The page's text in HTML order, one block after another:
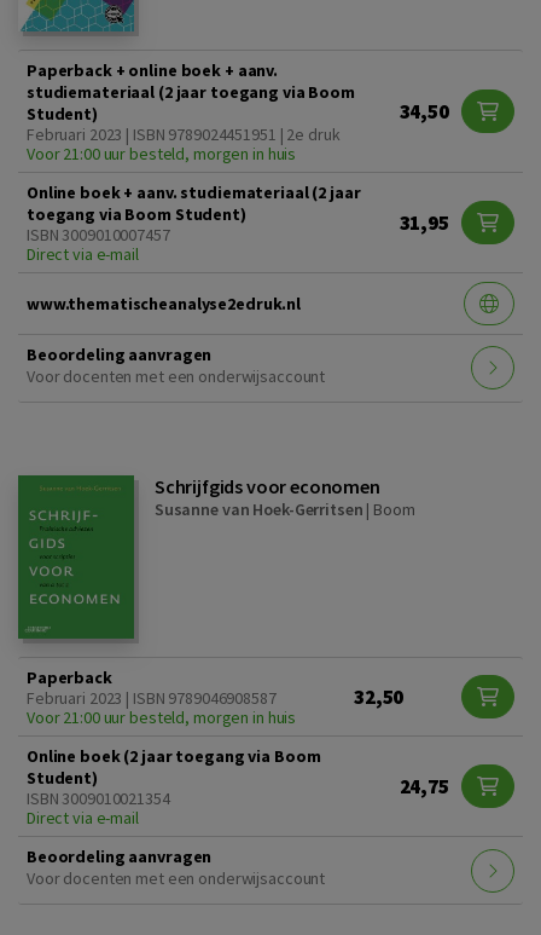
Paperback + online boek + aanv.
studiemateriaal (2 jaar toegang via Boom
Student)
Februari 2023 | ISBN 9789024451951 | 2e druk
Voor 21:00 uur besteld, morgen in huis
34,50
Online boek + aanv. studiemateriaal (2 jaar
toegang via Boom Student)
ISBN 3009010007457
Direct via e-mail
31,95
www.thematischeanalyse2edruk.nl
Beoordeling aanvragen
Voor docenten met een onderwijsaccount
Schrijfgids voor economen
Susanne van Hoek-Gerritsen | Boom
Paperback
Februari 2023 | ISBN 9789046908587
Voor 21:00 uur besteld, morgen in huis
32,50
Online boek (2 jaar toegang via Boom
Student)
ISBN 3009010021354
Direct via e-mail
24,75
Beoordeling aanvragen
Voor docenten met een onderwijsaccount